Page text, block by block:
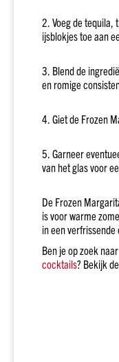
Vol
&
Prijs
Tot
€10
€20
€20
€30
€30
en
meer
Webshop
2. Voeg de tequila,
ijsblokjes toe aan
3. Blend de
en romige
4. Giet de Frozen
5. Garneer
van het glas voor
De Frozen
is voor warme
in een
Ben je op zoek naar
cocktails? Bekijk